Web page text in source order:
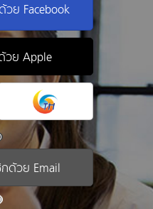
ย Facebook
วย Apple
ด้วย Email